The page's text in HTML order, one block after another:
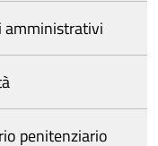
amministrativi
penitenziario